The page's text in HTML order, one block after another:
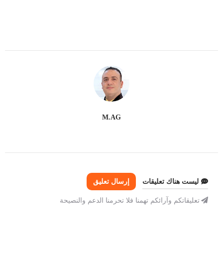
M.AG
ليست هناك تعليقات إرسال تعليق
تعليقاتكم وآرائكم تهمنا فلا تحرمنا الدعم والنصيحة